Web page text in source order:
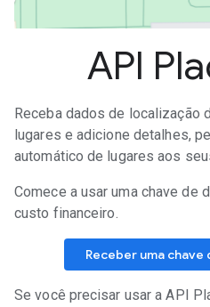
API
Receba dados de localização
lugares e adicione detalhes,
automático de lugares aos
Comece a usar uma chave de
custo financeiro.
Receber uma
Se você precisar usar a API